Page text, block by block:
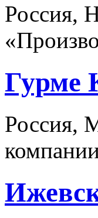
Россия,
Гурме
Россия,